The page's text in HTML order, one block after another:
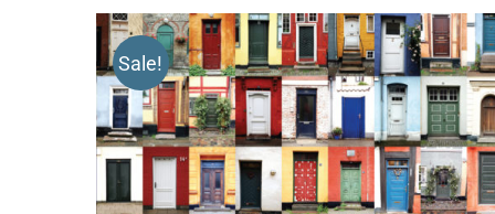
was:
€46,64.
τιμή
είναι:
€28,62.
Sale!